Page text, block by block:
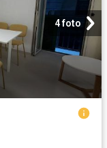
4 foto